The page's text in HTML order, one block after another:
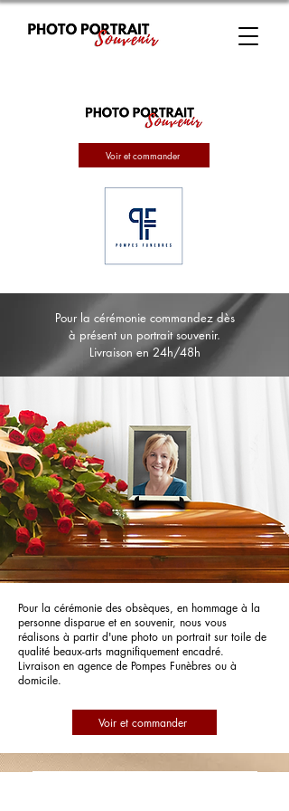
Voir et commander
Pour la cérémonie commandez dès
à présent un portrait souvenir.
Livraison en 24h/48h
Pour la cérémonie des obsèques, en hommage à la
personne disparue et en souvenir, nous vous
réalisons à partir d'une photo un portrait sur toile de
qualité beaux-arts magnifiquement encadré.
Livraison en agence de Pompes Funèbres ou à
domicile.
Voir et commander